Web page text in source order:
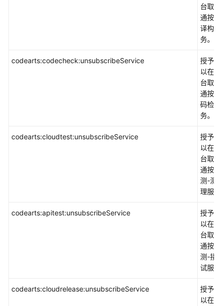
台取
通按
译构
务。
codearts:codecheck:unsubscribeService
授予
以在
台取
通按
码检
务。
codearts:cloudtest:unsubscribeService
授予
以在
台取
通按
测-测
理服
codearts:apitest:unsubscribeService
授予
以在
台取
通按
测-接
试服
codearts:cloudrelease:unsubscribeService
授予
以在